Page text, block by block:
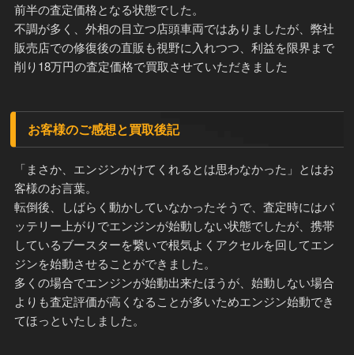
前半の査定価格となる状態でした。
不調が多く、外相の目立つ店頭車両ではありましたが、弊社
販売店での修復後の直販も視野に入れつつ、利益を限界まで
削り18万円の査定価格で買取させていただきました
お客様のご感想と買取後記
「まさか、エンジンかけてくれるとは思わなかった」とはお
客様のお言葉。
転倒後、しばらく動かしていなかったそうで、査定時にはバ
ッテリー上がりでエンジンが始動しない状態でしたが、携帯
しているブースターを繋いで根気よくアクセルを回してエン
ジンを始動させることができました。
多くの場合でエンジンが始動出来たほうが、始動しない場合
よりも査定評価が高くなることが多いためエンジン始動でき
てほっといたしました。